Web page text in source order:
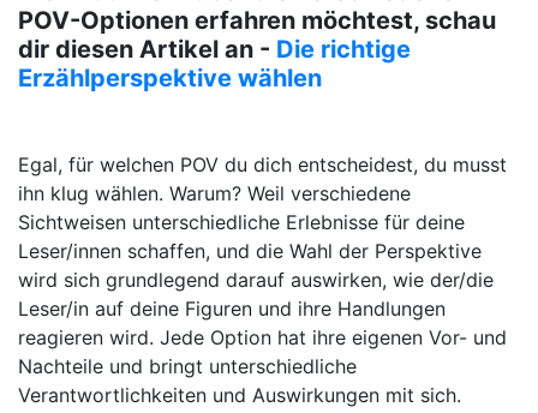
POV-Optionen erfahren möchtest, schau
dir diesen Artikel an - Die richtige
Erzählperspektive wählen
Egal, für welchen POV du dich entscheidest, du musst
ihn klug wählen. Warum? Weil verschiedene
Sichtweisen unterschiedliche Erlebnisse für deine
Leser/innen schaffen, und die Wahl der Perspektive
wird sich grundlegend darauf auswirken, wie der/die
Leser/in auf deine Figuren und ihre Handlungen
reagieren wird. Jede Option hat ihre eigenen Vor- und
Nachteile und bringt unterschiedliche
Verantwortlichkeiten und Auswirkungen mit sich.